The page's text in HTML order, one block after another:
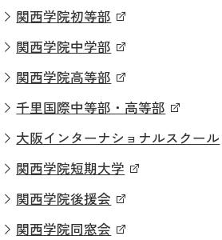
関西学院初等部
関西学院中学部
関西学院高等部
千里国際中等部・高等部
大阪インターナショナルスクール
関西学院短期大学
関西学院後援会
関西学院同窓会